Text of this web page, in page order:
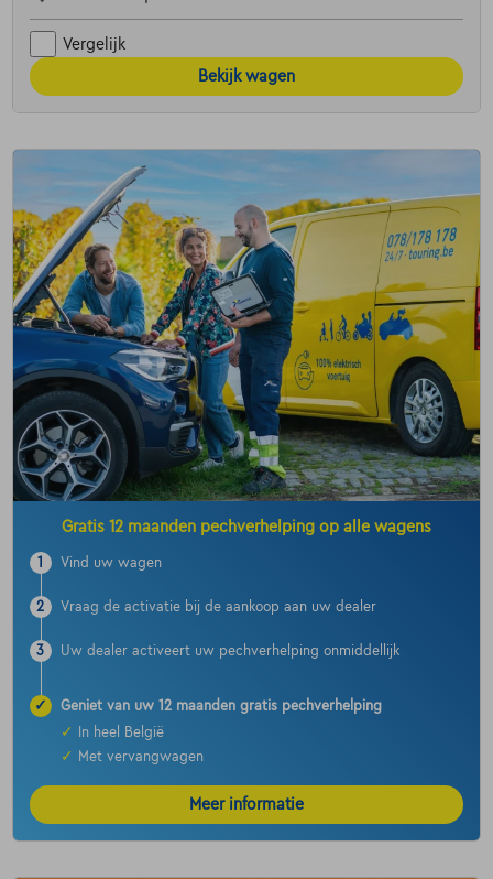
Vergelijk
Bekijk wagen
Gratis 12 maanden pechverhelping op alle wagens
1 Vind uw wagen
2 Vraag de activatie bij de aankoop aan uw dealer
3 Uw dealer activeert uw pechverhelping onmiddellijk
✓
Geniet van uw 12 maanden gratis pechverhelping
✓
In heel België
✓
Met vervangwagen
Meer informatie